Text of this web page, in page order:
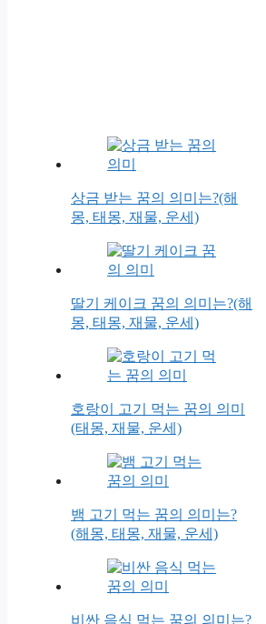
상금 받는 꿈의 의미는?(해
몽, 태몽, 재물, 운세)
딸기 케이크 꿈의 의미는?(해
몽, 태몽, 재물, 운세)
호랑이 고기 먹는 꿈의 의미
(태몽, 재물, 운세)
뱀 고기 먹는 꿈의 의미는?
(해몽, 태몽, 재물, 운세)
비싼 음식 먹는 꿈의 의미는?